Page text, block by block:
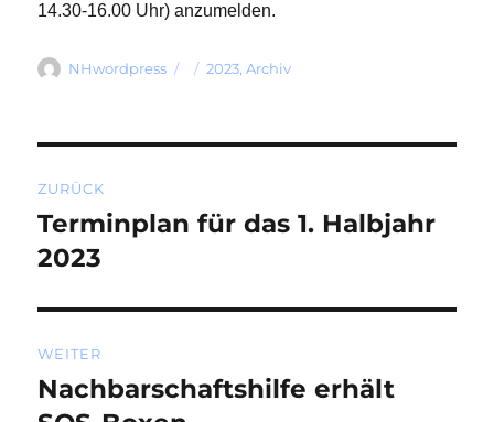
14.30-16.00 Uhr) anzumelden.
Autor
NHwordpress
Veröffentlicht
Kategorien
2023,Archiv
ZURÜCK
Vorheriger
Beitrag:
Terminplan für das 1. Halbjahr
2023
WEITER
Nächster
Nachbarschaftshilfe erhält